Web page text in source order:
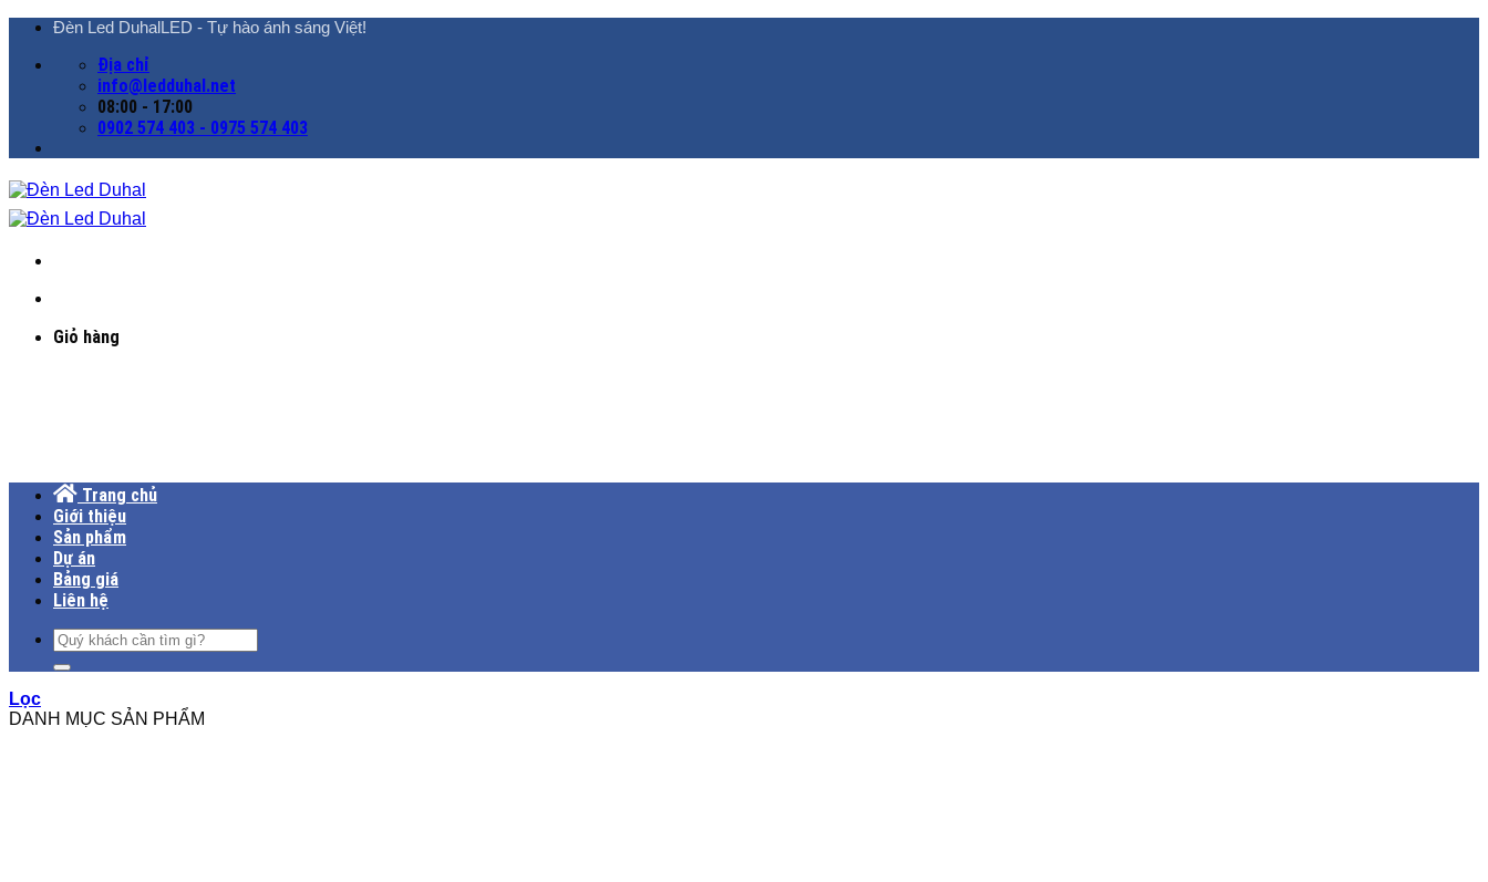
ChuyểnĐèn Led DuhalLED - Tự hào ánh sáng Việt!
Địa chỉ
info@ledduhal.net
08:00 - 17:00
0902 574 403 - 0975 574 403
Giỏ hàng
Trang chủ
Giới thiệu
Sản phẩm
Dự án
Bảng giá
Liên hệ
Tìm
kiếm:
Lọc
DANH MỤC SẢN PHẨM